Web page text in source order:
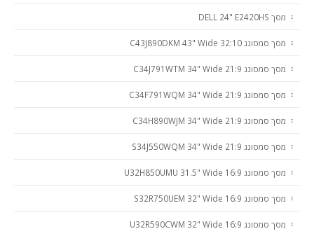
מסך DELL 24" E2420HS
מסך סמסונג C43J890DKM 43" Wide 32:10
מסך סמסונג C34J791WTM 34" Wide 21:9
מסך סמסונג C34F791WQM 34" Wide 21:9
מסך סמסונג C34H890WJM 34" Wide 21:9
מסך סמסונג S34J550WQM 34" Wide 21:9
מסך סמסונג U32H850UMU 31.5" Wide 16:9
מסך סמסונג S32R750UEM 32" Wide 16:9
מסך סמסונג U32R590CWM 32" Wide 16:9